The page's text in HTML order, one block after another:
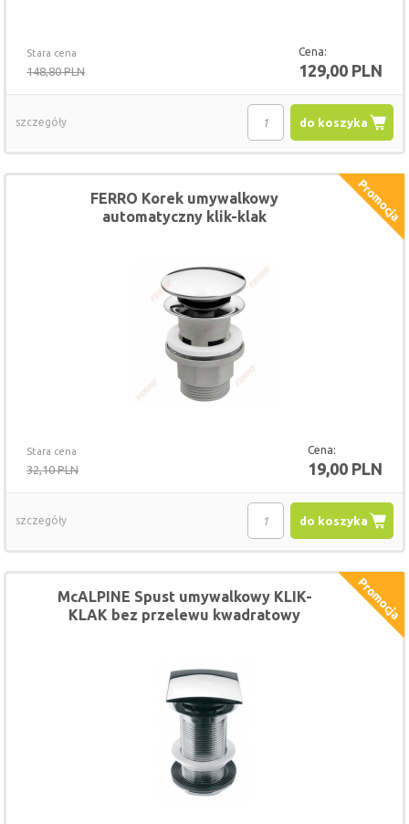
Stara cena
148,80 PLN
Cena:
129,00 PLN
do koszyka
szczegóły
Stara cena
32,10 PLN
Cena:
19,00 PLN
FERRO Korek umywalkowy
automatyczny klik-klak
do koszyka
szczegóły
McALPINE Spust umywalkowy KLIK-
KLAK bez przelewu kwadratowy